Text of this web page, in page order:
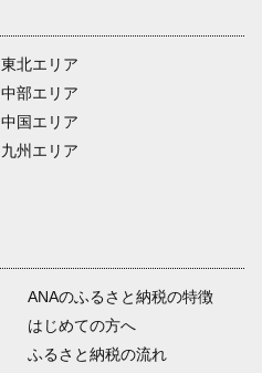
東北エリア
中部エリア
中国エリア
九州エリア
ANAのふるさと納税の特徴
はじめての方へ
ふるさと納税の流れ